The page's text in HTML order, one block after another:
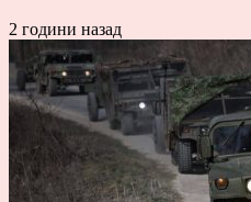
2 години назад